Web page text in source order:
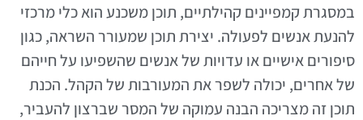
במסגרת קמפיינים קהילתיים, תוכן משכנע הוא כלי מרכזי
להנעת אנשים לפעולה. יצירת תוכן שמעורר השראה, כגון
סיפורים אישיים או עדויות של אנשים שהשפיעו על חייהם
של אחרים, יכולה לשפר את המעורבות של הקהל. הכנת
תוכן זה מצריכה הבנה עמוקה של המסר שברצון להעביר,